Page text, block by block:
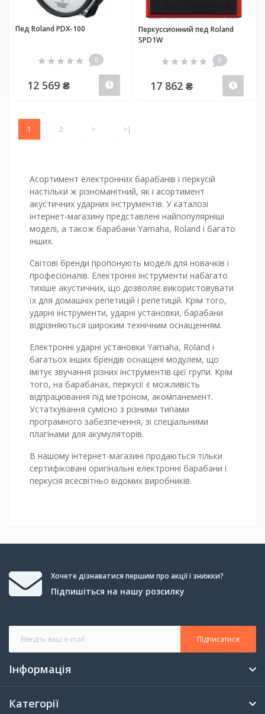
Пед Roland PDX-100
0
12 569 ₴ Передзамовлення
Перкуссионний пед Roland
SPD1W
0
17 862 ₴
1 2 > >|
Асортимент електронних барабанів і перкусій
настільки ж різноманітний, як і асортимент
акустичних ударних інструментів. У каталозі
інтернет-магазину представлені найпопулярніші
моделі, а також барабани Yamaha, Roland і багато
інших.
Світові бренди пропонують моделі для новачків і
професіоналів. Електронні інструменти набагато
тихіше акустичних, що дозволяє використовувати
їх для домашніх репетицій і репетицій. Крім того,
ударні інструменти, ударні установки, барабани
відрізняються широким технічним оснащенням.
Електронні ударні установки Yamaha, Roland і
багатьох інших брендів оснащені модулем, що
імітує звучання різних інструментів цієї групи. Крім
того, на барабанах, перкусії є можливість
відпрацювання під метроном, акомпанемент.
Устаткування сумісно з різними типами
програмного забезпечення, зі спеціальними
плагінами для акумуляторів.
В нашому інтернет-магазині продаються тільки
сертифіковані оригінальні електронні барабани і
перкусія всесвітньо відомих виробників.
Хочете дізнаватися першим про акції і знижки?
Підпишіться на нашу розсилку
Підписатися
Інформація
Категорії